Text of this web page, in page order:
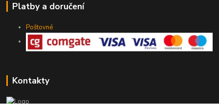
Platby a doručení
Poštovné
Kontakty